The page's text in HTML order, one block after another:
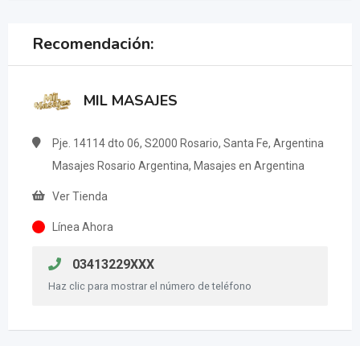
Recomendación:
MIL MASAJES
Pje. 14114 dto 06, S2000 Rosario, Santa Fe, Argentina
Masajes Rosario Argentina, Masajes en Argentina
Ver Tienda
Línea Ahora
03413229XXX
Haz clic para mostrar el número de teléfono